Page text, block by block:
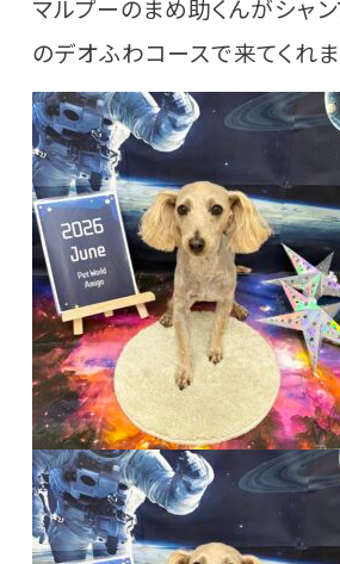
マルプーのまめ助くんがシャン
のデオふわコースで来てくれ